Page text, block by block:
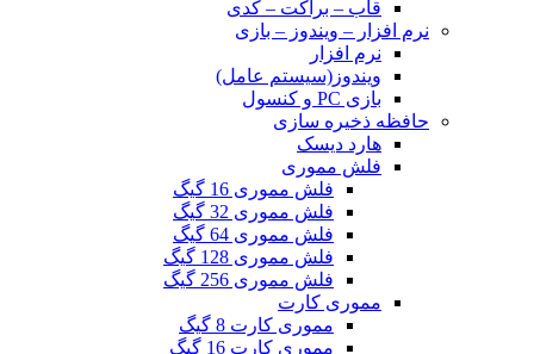
قاب – براکت – کدی
نرم افزار – ویندوز – بازی
نرم افزار
ویندوز(سیستم عامل)
بازی PC و کنسول
حافظه ذخیره سازی
هارد دیسک
فلش مموری
فلش مموری 16 گیگ
فلش مموری 32 گیگ
فلش مموری 64 گیگ
فلش مموری 128 گیگ
فلش مموری 256 گیگ
مموری کارت
مموری کارت 8 گیگ
مموری کارت 16 گیگ